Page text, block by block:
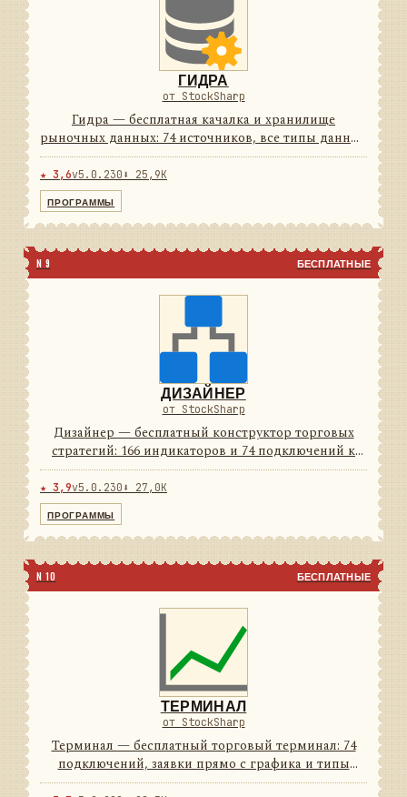
ГИДРА
от StockSharp
Гидра — бесплатная качалка и хранилище
рыночных данных: 74 источников, все типы данных
и своё хранилище с плотным сжатием. Работает по
расписанию и умеет отдавать данные другим
программам как сервер. ...
★ 3,6v5.0.230 ⬇ 25,9K
ПРОГРАММЫ
N 9 БЕСПЛАТНЫЕ
ДИЗАЙНЕР
от StockSharp
Дизайнер — бесплатный конструктор торговых
стратегий: 166 индикаторов и 74 подключений к
площадкам из коробки. Стратегия собирается
мышью из блоков, а если удобнее кодом — рядом
★ 3,9v5.0.230 ⬇ 27,0K
ПРОГРАММЫ
N 10 БЕСПЛАТНЫЕ
ТЕРМИНАЛ
от StockSharp
Терминал — бесплатный торговый терминал: 74
подключений, заявки прямо с графика и типы
свечей, которых нет у брокерского софта. Светлая и